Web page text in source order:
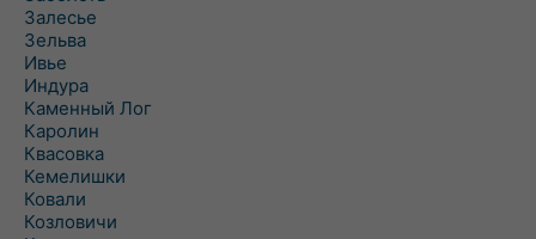
Залесье
Зельва
Ивье
Индура
Каменный Лог
Каролин
Квасовка
Кемелишки
Ковали
Козловичи